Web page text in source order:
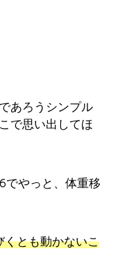
あろうシンプル
で思い出してほ
でやっと、体重移
くとも動かないこ